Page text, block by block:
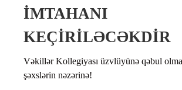
İMTAHANI
KEÇİRİLƏCƏKDİR
Vəkillər Kollegiyası üzvlüyünə qəbul
şəxslərin nəzərinə!